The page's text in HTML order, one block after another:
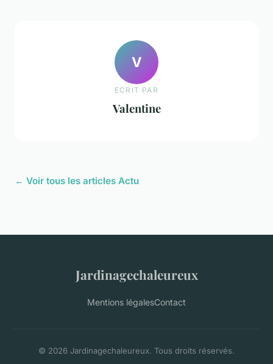
V
ECRIT PAR
Valentine
← Voir tous les articles Actu
Jardinagechaleureux
Mentions légalesContact
© 2026 Jardinagechaleureux. Tous droits réservés.